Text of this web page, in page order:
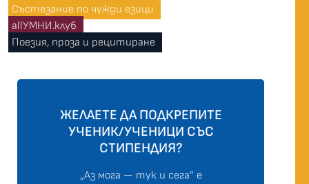
Състезание по чужди езици
allУМНИ.клуб
Поезия, проза и рецитиране
ЖЕЛАЕТЕ ДА ПОДКРЕПИТЕ
УЧЕНИК/УЧЕНИЦИ СЪС
СТИПЕНДИЯ?
„Аз мога — тук и сега” е